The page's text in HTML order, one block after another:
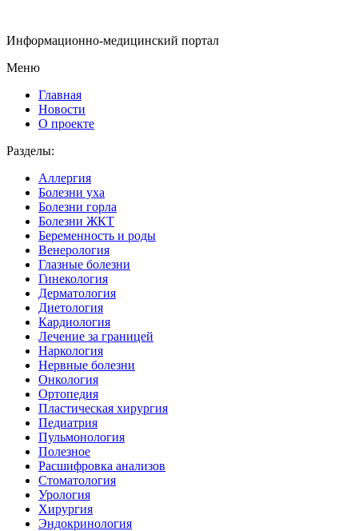
Информационно-медицинский портал
Меню
Главная
Новости
О проекте
Разделы:
Аллергия
Болезни уха
Болезни горла
Болезни ЖКТ
Беременность и роды
Венерология
Глазные болезни
Гинекология
Дерматология
Диетология
Кардиология
Лечение за границей
Наркология
Нервные болезни
Онкология
Ортопедия
Пластическая хирургия
Педиатрия
Пульмонология
Полезное
Расшифровка анализов
Стоматология
Урология
Хирургия
Эндокринология